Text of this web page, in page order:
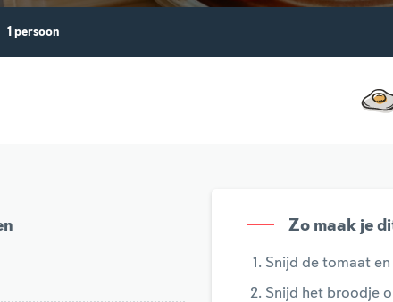
1 persoon
Zo maak je
Snijd de tomaat
Snijd het broodje